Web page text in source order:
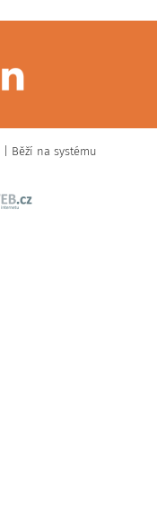
| Běží na systému